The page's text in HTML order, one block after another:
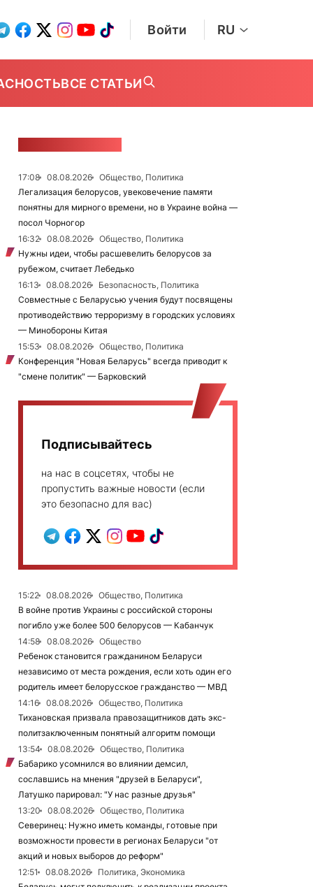
Войти RU
ВСЕ СТАТЬИ
17:08 08.08.2026
Общество, Политика
Легализация белорусов, увековечение памяти
понятны для мирного времени, но в Украине война —
посол Чорногор
16:32
08.08.2026
Общество, Политика
Нужны идеи, чтобы расшевелить белорусов за
рубежом, считает Лебедько
16:13
08.08.2026
Безопасность, Политика
Совместные с Беларусью учения будут посвящены
противодействию терроризму в городских условиях
— Минобороны Китая
15:53
08.08.2026
Общество, Политика
Конференция "Новая Беларусь" всегда приводит к
"смене политик" — Барковский
Подписывайтесь
на нас в соцсетях, чтобы не
пропустить важные новости (если
это безопасно для вас)
15:22 08.08.2026
Общество, Политика
В войне против Украины с российской стороны
погибло уже более 500 белорусов — Кабанчук
14:58
08.08.2026
Общество
Ребенок становится гражданином Беларуси
независимо от места рождения, если хоть один его
родитель имеет белорусское гражданство — МВД
14:16
08.08.2026
Общество, Политика
Тихановская призвала правозащитников дать экс-
политзаключенным понятный алгоритм помощи
13:54
08.08.2026
Общество, Политика
Бабарико усомнился во влиянии демсил,
сославшись на мнения "друзей в Беларуси",
Латушко парировал: "У нас разные друзья"
13:20
08.08.2026
Общество, Политика
Северинец: Нужно иметь команды, готовые при
возможности провести в регионах Беларуси "от
акций и новых выборов до реформ"
12:51
08.08.2026
Политика, Экономика